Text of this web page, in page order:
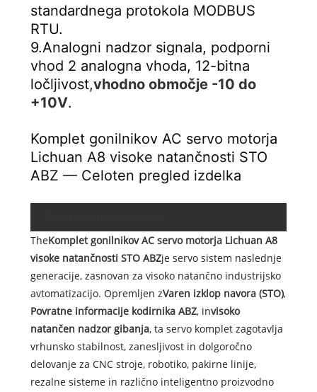
standardnega protokola MODBUS
RTU.
9.Analogni nadzor signala, podporni
vhod 2 analogna vhoda, 12-bitna
ločljivost,vhodno območje -10 do
+10V.
Komplet gonilnikov AC servo motorja
Lichuan A8 visoke natančnosti STO
ABZ — Celoten pregled izdelka
TheKomplet gonilnikov AC servo motorja Lichuan A8
visoke natančnosti STO ABZje servo sistem naslednje
generacije, zasnovan za visoko natančno industrijsko
avtomatizacijo. Opremljen zVaren izklop navora (STO),
Povratne informacije kodirnika ABZ, invisoko
natančen nadzor gibanja, ta servo komplet zagotavlja
vrhunsko stabilnost, zanesljivost in dolgoročno
delovanje za CNC stroje, robotiko, pakirne linije,
rezalne sisteme in različno inteligentno proizvodno